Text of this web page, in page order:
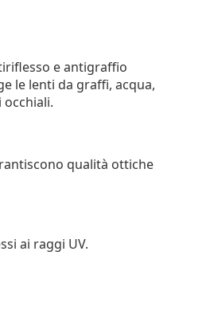
e antigraffio
le lenti da graffi, acqua,
qualità ottiche
ai raggi UV.